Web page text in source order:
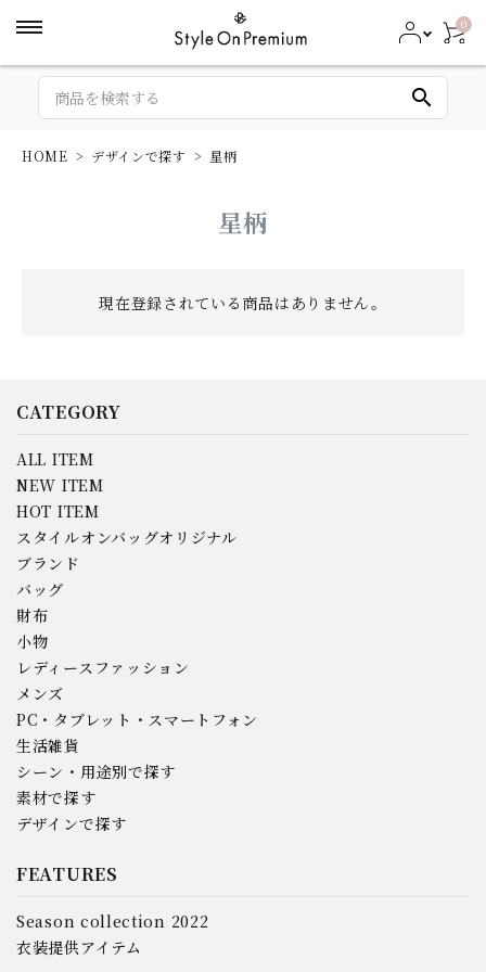
0
search
HOME デザインで探す 星柄
星柄
現在登録されている商品はありません。
CATEGORY
ALL ITEM
NEW ITEM
HOT ITEM
スタイルオンバッグオリジナル
ブランド
バッグ
財布
小物
レディースファッション
メンズ
PC・タブレット・スマートフォン
生活雑貨
シーン・用途別で探す
素材で探す
デザインで探す
FEATURES
Season collection 2022
衣装提供アイテム